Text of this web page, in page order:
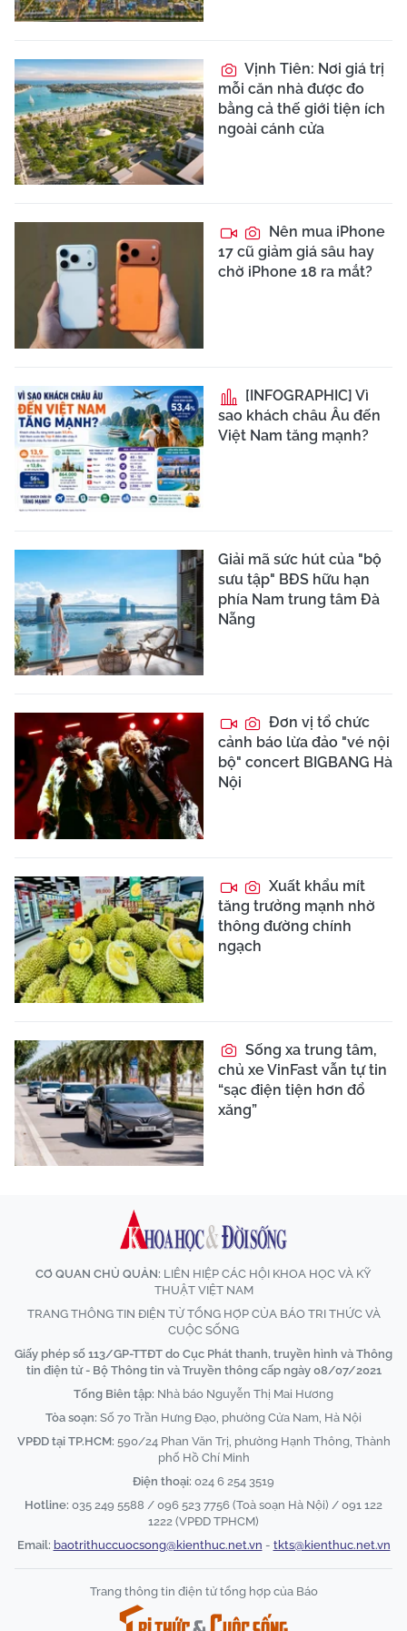
Vịnh Tiên: Nơi giá trị
mỗi căn nhà được đo
bằng cả thế giới tiện ích
ngoài cánh cửa
Nên mua iPhone
17 cũ giảm giá sâu hay
chờ iPhone 18 ra mắt?
[INFOGRAPHIC] Vì
sao khách châu Âu đến
Việt Nam tăng mạnh?
Giải mã sức hút của "bộ
sưu tập" BĐS hữu hạn
phía Nam trung tâm Đà
Nẵng
Đơn vị tổ chức
cảnh báo lừa đảo "vé nội
bộ" concert BIGBANG Hà
Nội
Xuất khẩu mít
tăng trưởng mạnh nhờ
thông đường chính
ngạch
Sống xa trung tâm,
chủ xe VinFast vẫn tự tin
“sạc điện tiện hơn đổ
xăng”
CƠ QUAN CHỦ QUẢN: LIÊN HIỆP CÁC HỘI KHOA HỌC VÀ KỸ
THUẬT VIỆT NAM
TRANG THÔNG TIN ĐIỆN TỬ TỔNG HỢP CỦA BÁO TRI THỨC VÀ
CUỘC SỐNG
Giấy phép số 113/GP-TTĐT do Cục Phát thanh, truyền hình và Thông
tin điện tử - Bộ Thông tin và Truyền thông cấp ngày 08/07/2021
Tổng Biên tập: Nhà báo Nguyễn Thị Mai Hương
Tòa soạn: Số 70 Trần Hưng Đạo, phường Cửa Nam, Hà Nội
VPĐD tại TP.HCM: 590/24 Phan Văn Trị, phường Hạnh Thông, Thành
phố Hồ Chí Minh
Điện thoại: 024 6 254 3519
Hotline: 035 249 5588 / 096 523 7756 (Toà soạn Hà Nội) / 091 122
1222 (VPĐD TPHCM)
Email: baotrithuccuocsong@kienthuc.net.vn - tkts@kienthuc.net.vn
Trang thông tin điện tử tổng hợp của Báo